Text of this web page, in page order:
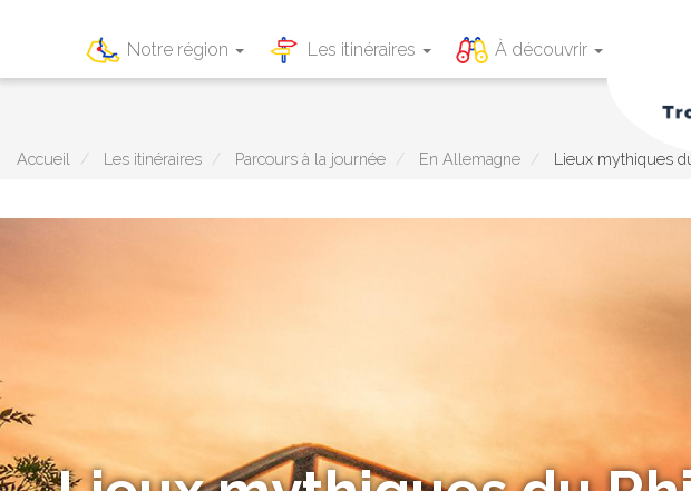
Aller
principal
navigation
Notre région Les itinéraires À découvrir
Accueil Les itinéraires Parcours à la journée En Allemagne Lieux mythiques